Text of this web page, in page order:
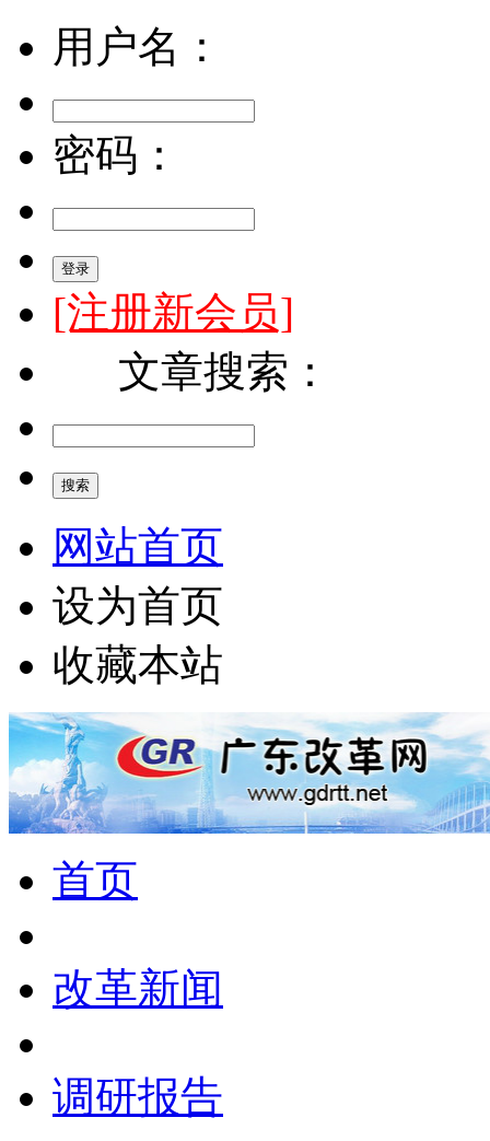
用户名：
密码：
[注册新会员]
文章搜索：
网站首页
设为首页
收藏本站
首页
改革新闻
调研报告